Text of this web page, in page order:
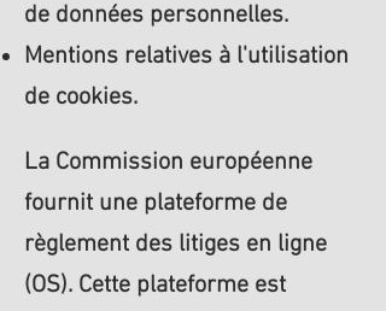
de données personnelles.
Mentions relatives à l'utilisation
de cookies.
La Commission européenne
fournit une plateforme de
règlement des litiges en ligne
(OS). Cette plateforme est